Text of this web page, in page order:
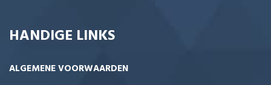
HANDIGE LINKS
ALGEMENE VOORWAARDEN